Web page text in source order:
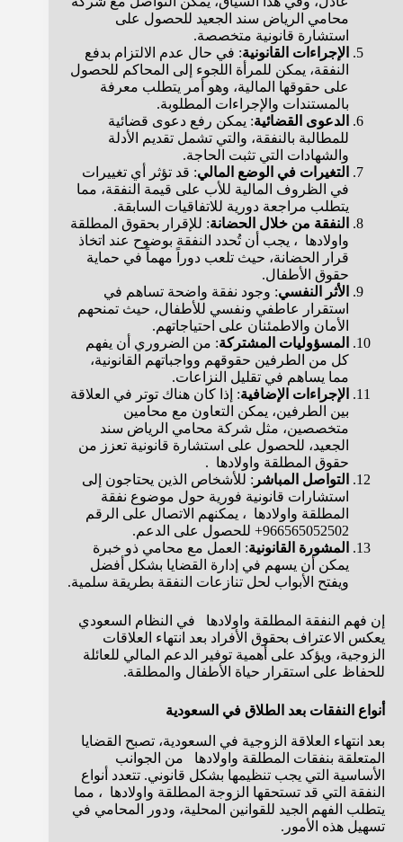
محامي الرياض سند الجعيد للحصول على
استشارة قانونية متخصصة.
الإجراءات القانونية: في حال عدم الالتزام بدفع
النفقة، يمكن للمرأة اللجوء إلى المحاكم للحصول
على حقوقها المالية، وهو أمر يتطلب معرفة
بالمستندات والإجراءات المطلوبة.
الدعوى القضائية: يمكن رفع دعوى قضائية
للمطالبة بالنفقة، والتي تشمل تقديم الأدلة
والشهادات التي تثبت الحاجة.
التغيرات في الوضع المالي: قد تؤثر أي تغييرات
في الظروف المالية للأب على قيمة النفقة، مما
يتطلب مراجعة دورية للاتفاقيات السابقة.
النفقة من خلال الحضانة: للإقرار بحقوق المطلقة
واولادها ، يجب أن تُحدد النفقة بوضوح عند اتخاذ
قرار الحضانة، حيث تلعب دوراً مهماً في حماية
حقوق الأطفال.
الأثر النفسي: وجود نفقة واضحة تساهم في
استقرار عاطفي ونفسي للأطفال، حيث تمنحهم
الأمان والاطمئنان على احتياجاتهم.
المسؤوليات المشتركة: من الضروري أن يفهم
كل من الطرفين حقوقهم وواجباتهم القانونية،
مما يساهم في تقليل النزاعات.
الإجراءات الإضافية: إذا كان هناك توتر في العلاقة
بين الطرفين، يمكن التعاون مع محامين
متخصصين، مثل شركة محامي الرياض سند
الجعيد، للحصول على استشارة قانونية تعزز من
حقوق المطلقة واولادها .
التواصل المباشر : للأشخاص الذين يحتاجون إلى
استشارات قانونية فورية حول موضوع نفقة
المطلقة واولادها ، يمكنهم الاتصال على الرقم
966565052502+ للحصول على الدعم.
المشورة القانونية: العمل مع محامي ذو خبرة
يمكن أن يسهم في إدارة القضايا بشكل أفضل
ويفتح الأبواب لحل تنازعات النفقة بطريقة سلمية.
إن فهم النفقة المطلقة واولادها في النظام السعودي
يعكس الاعتراف بحقوق الأفراد بعد انتهاء العلاقات
الزوجية، ويؤكد على أهمية توفير الدعم المالي للعائلة
للحفاظ على استقرار حياة الأطفال والمطلقة.
أنواع النفقات بعد الطلاق في السعودية
بعد انتهاء العلاقة الزوجية في السعودية، تصبح القضايا
المتعلقة بنفقات المطلقة واولادها من الجوانب
الأساسية التي يجب تنظيمها بشكل قانوني. تتعدد أنواع
النفقة التي قد تستحقها الزوجة المطلقة واولادها ، مما
يتطلب الفهم الجيد للقوانين المحلية، ودور المحامي في
تسهيل هذه الأمور.